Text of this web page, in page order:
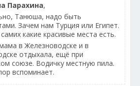
Парахина,
Танюша, надо быть
Зачем нам Турция или Египет.
какие красивые места есть.
в Железноводске и в
отдыхала, ещё при
союзе. Водичку местную пила.
вспоминает.